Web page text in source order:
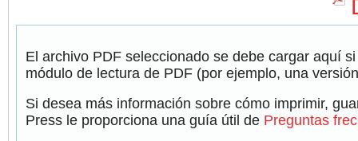
El archivo PDF seleccionado se debe cargar aquí
módulo de lectura de PDF (por ejemplo, una
Si desea más información sobre cómo imprimir,
Press le proporciona una guía útil de Preguntas